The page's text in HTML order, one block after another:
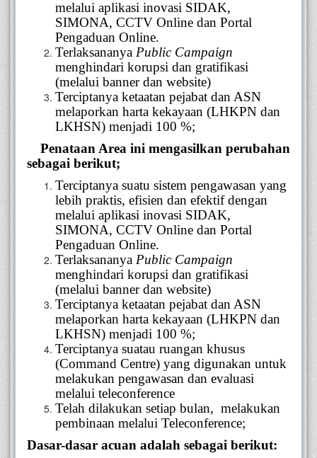
melalui aplikasi inovasi SIDAK,
SIMONA, CCTV Online dan Portal
Pengaduan Online.
Terlaksananya Public Campaign
menghindari korupsi dan gratifikasi
(melalui banner dan website)
Terciptanya ketaatan pejabat dan ASN
melaporkan harta kekayaan (LHKPN dan
LKHSN) menjadi 100 %;
Penataan Area ini mengasilkan perubahan
sebagai berikut;
Terciptanya suatu sistem pengawasan yang
lebih praktis, efisien dan efektif dengan
melalui aplikasi inovasi SIDAK,
SIMONA, CCTV Online dan Portal
Pengaduan Online.
Terlaksananya Public Campaign
menghindari korupsi dan gratifikasi
(melalui banner dan website)
Terciptanya ketaatan pejabat dan ASN
melaporkan harta kekayaan (LHKPN dan
LKHSN) menjadi 100 %;
Terciptanya suatau ruangan khusus
(Command Centre) yang digunakan untuk
melakukan pengawasan dan evaluasi
melalui teleconference
Telah dilakukan setiap bulan, melakukan
pembinaan melalui Teleconference;
Dasar-dasar acuan adalah sebagai berikut: